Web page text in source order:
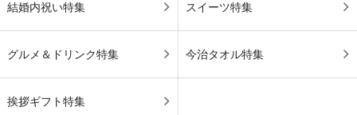
結婚内祝い特集 スイーツ特集
グルメ＆ドリンク特集 今治タオル特集
挨拶ギフト特集